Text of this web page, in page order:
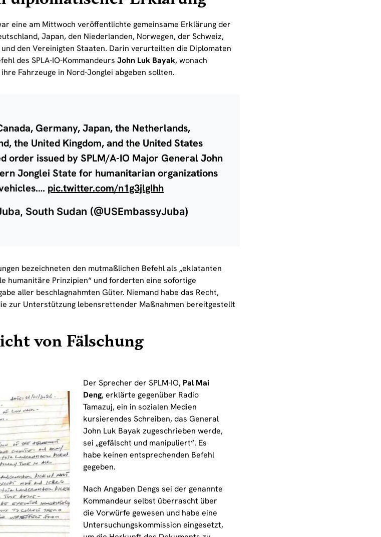
eine am Mittwoch veröffentlichte gemeinsame Erklärung der
Japan, den Niederlanden, Norwegen, der Schweiz,
den Vereinigten Staaten. Darin verurteilten die Diplomaten
des SPLA-IO-Kommandeurs John Luk Bayak, wonach
Fahrzeuge in Nord-Jonglei abgeben sollten.
Germany, Japan, the Netherlands,
the United Kingdom, and the United States
order issued by SPLM/A-IO Major General John
Jonglei State for humanitarian organizations
pic.twitter.com/n1g3jlgIhh
South Sudan (@USEmbassyJuba)
bezeichneten den mutmaßlichen Befehl als „eklatanten
humanitäre Prinzipien“ und forderten eine sofortige
aller beschlagnahmten Güter. Niemand habe das Recht,
zur Unterstützung lebensrettender Maßnahmen bereitgestellt
von Fälschung
Der Sprecher der SPLM-IO, Pal Mai
Deng, erklärte gegenüber Radio
Tamazuj, ein in sozialen Medien
kursierendes Schreiben, das General
John Luk Bayak zugeschrieben werde,
sei „gefälscht und manipuliert“. Es
habe keinen entsprechenden Befehl
gegeben.
Nach Angaben Dengs sei der genannte
Kommandeur selbst überrascht über
die Vorwürfe gewesen und habe eine
Untersuchungskommission eingesetzt,